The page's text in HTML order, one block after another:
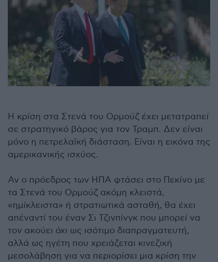
Η κρίση στα Στενά του Ορμούζ έχει μετατραπεί
σε στρατηγικό βάρος για τον Τραμπ. Δεν είναι
μόνο η πετρελαϊκή διάσταση. Είναι η εικόνα της
αμερικανικής ισχύος.
Αν ο πρόεδρος των ΗΠΑ φτάσει στο Πεκίνο με
τα Στενά του Ορμούζ ακόμη κλειστά,
«ημίκλειστα» ή στρατιωτικά ασταθή, θα έχει
απέναντί του έναν Σι Τζινπίνγκ που μπορεί να
τον ακούει όχι ως ισότιμο διαπραγματευτή,
αλλά ως ηγέτη που χρειάζεται κινεζική
μεσολάβηση για να περιορίσει μια κρίση την